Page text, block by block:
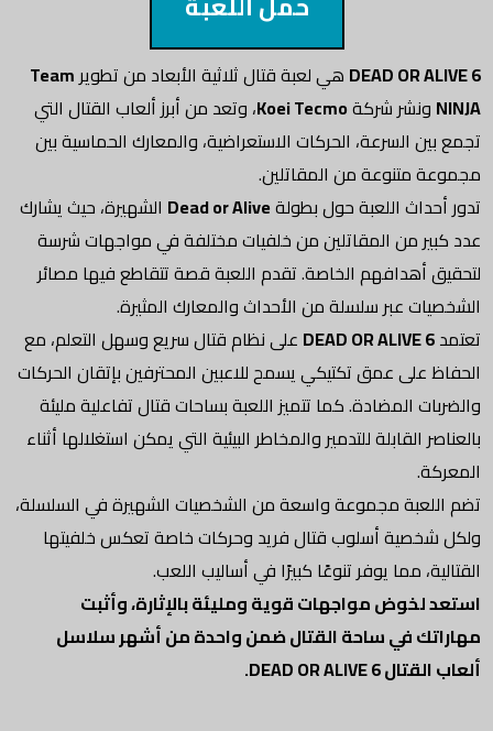
DEAD OR ALIVE 6 هي لعبة قتال ثلاثية الأبعاد من تطويرTeam
NINJA ونشر شركةKoei Tecmo، وتعد من أبرز ألعاب القتال التي
تجمع بين السرعة، الحركات الاستعراضية، والمعارك الحماسية بين
مجموعة متنوعة من المقاتلين.
تدور أحداث اللعبة حول بطولةDead or Alive الشهيرة، حيث يشارك
عدد كبير من المقاتلين من خلفيات مختلفة في مواجهات شرسة
لتحقيق أهدافهم الخاصة. تقدم اللعبة قصة تتقاطع فيها مصائر
الشخصيات عبر سلسلة من الأحداث والمعارك المثيرة.
تعتمدDEAD OR ALIVE 6 على نظام قتال سريع وسهل التعلم، مع
الحفاظ على عمق تكتيكي يسمح للاعبين المحترفين بإتقان الحركات
والضربات المضادة. كما تتميز اللعبة بساحات قتال تفاعلية مليئة
بالعناصر القابلة للتدمير والمخاطر البيئية التي يمكن استغلالها أثناء
المعركة.
تضم اللعبة مجموعة واسعة من الشخصيات الشهيرة في السلسلة،
ولكل شخصية أسلوب قتال فريد وحركات خاصة تعكس خلفيتها
القتالية، مما يوفر تنوعًا كبيرًا في أساليب اللعب.
استعد لخوض مواجهات قوية ومليئة بالإثارة، وأثبت
مهاراتك في ساحة القتال ضمن واحدة من أشهر سلاسل
ألعاب القتال DEAD OR ALIVE 6.